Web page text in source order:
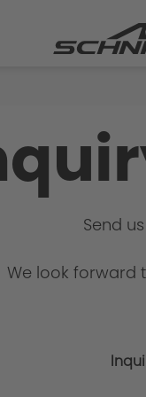
Send
We look forward